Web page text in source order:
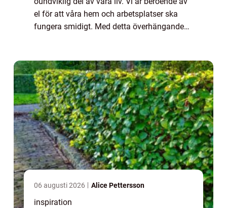
el för att våra hem och arbetsplatser ska
fungera smidigt. Med detta överhängande
06 augusti 2026 Alice Pettersson
inspiration